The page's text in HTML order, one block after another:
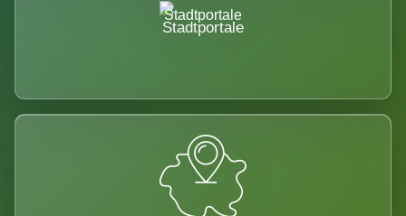
Stadtportale